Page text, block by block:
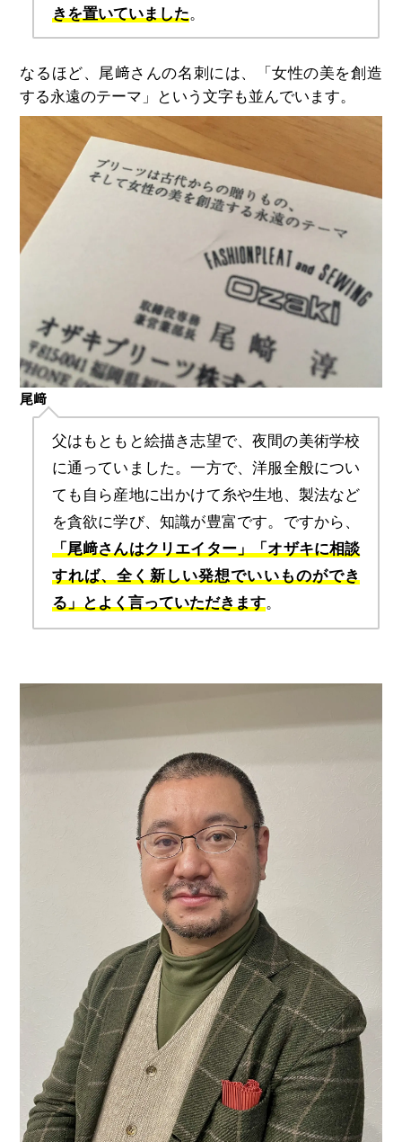
きを置いていました。
なるほど、尾﨑さんの名刺には、「女性の美を創造
する永遠のテーマ」という文字も並んでいます。
尾﨑
父はもともと絵描き志望で、夜間の美術学校
に通っていました。一方で、洋服全般につい
ても自ら産地に出かけて糸や生地、製法など
を貪欲に学び、知識が豊富です。ですから、
「尾﨑さんはクリエイター」「オザキに相談
すれば、全く新しい発想でいいものができ
る」とよく言っていただきます。